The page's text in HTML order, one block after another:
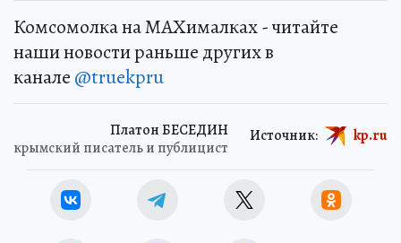
Комсомолка на MAXималках - читайте
наши новости раньше других в
канале @truekpru
Платон БЕСЕДИН
крымский писатель и публицист
Источник: kp.ru